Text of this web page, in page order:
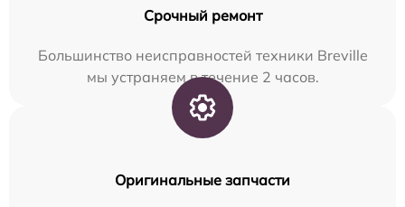
Срочный ремонт
Большинство неисправностей техники Breville
мы устраняем в течение 2 часов.
Оригинальные запчасти